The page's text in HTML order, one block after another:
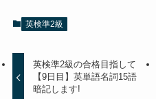
英検準2級
英検準2級の合格目指して
【9日目】英単語名詞15語
暗記します!